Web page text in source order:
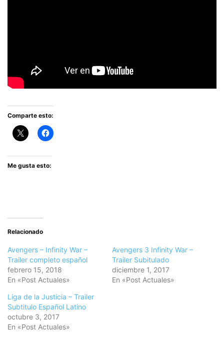
Comparte esto:
Me gusta esto:
Relacionado
Avengers – Infinity War –
Trailer completo español
febrero 15, 2018
En «Post Actuales»
Avengers 3 Infinity War –
Trailer Subitulado
diciembre 1, 2017
En «Post Actuales»
Liga de la Justicia – Trailer
Subtitulo Español Latino
octubre 3, 2017
En «Post Actuales»